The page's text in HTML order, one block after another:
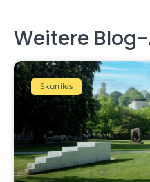
Weitere
Skurriles